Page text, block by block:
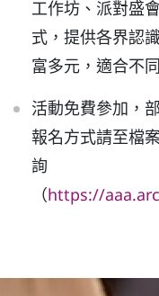
工作坊、派對盛
式，提供各界認
富多元，適合不
活動免費參加，
報名方式請至檔
詢
（https://
雙語國中部
招生網站